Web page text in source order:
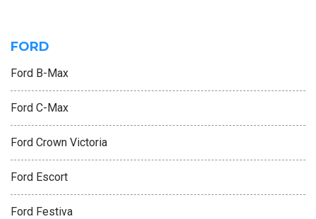
FORD
Ford B-Max
Ford C-Max
Ford Crown Victoria
Ford Escort
Ford Festiva